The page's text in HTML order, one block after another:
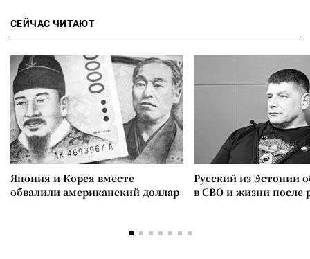
СЕЙЧАС ЧИТАЮТ
Япония и Корея вместе
обвалили американский доллар
Русский из Эстонии
в СВО и жизни после